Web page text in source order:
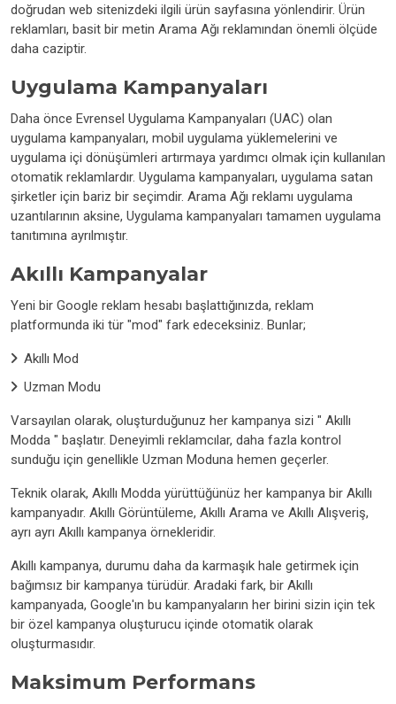
doğrudan web sitenizdeki ilgili ürün sayfasına yönlendirir. Ürün
reklamları, basit bir metin Arama Ağı reklamından önemli ölçüde
daha caziptir.
Uygulama Kampanyaları
Daha önce Evrensel Uygulama Kampanyaları (UAC) olan
uygulama kampanyaları, mobil uygulama yüklemelerini ve
uygulama içi dönüşümleri artırmaya yardımcı olmak için kullanılan
otomatik reklamlardır. Uygulama kampanyaları, uygulama satan
şirketler için bariz bir seçimdir. Arama Ağı reklamı uygulama
uzantılarının aksine, Uygulama kampanyaları tamamen uygulama
tanıtımına ayrılmıştır.
Akıllı Kampanyalar
Yeni bir Google reklam hesabı başlattığınızda, reklam
platformunda iki tür "mod" fark edeceksiniz. Bunlar;
Akıllı Mod
Uzman Modu
Varsayılan olarak, oluşturduğunuz her kampanya sizi " Akıllı
Modda " başlatır. Deneyimli reklamcılar, daha fazla kontrol
sunduğu için genellikle Uzman Moduna hemen geçerler.
Teknik olarak, Akıllı Modda yürüttüğünüz her kampanya bir Akıllı
kampanyadır. Akıllı Görüntüleme, Akıllı Arama ve Akıllı Alışveriş,
ayrı ayrı Akıllı kampanya örnekleridir.
Akıllı kampanya, durumu daha da karmaşık hale getirmek için
bağımsız bir kampanya türüdür. Aradaki fark, bir Akıllı
kampanyada, Google'ın bu kampanyaların her birini sizin için tek
bir özel kampanya oluşturucu içinde otomatik olarak
oluşturmasıdır.
Maksimum Performans